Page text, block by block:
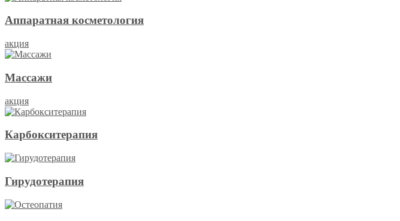
Аппаратная косметология
акция
Массажи
акция
Карбокситерапия
Гирудотерапия